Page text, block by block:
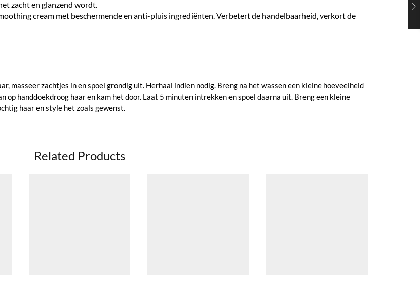
zacht en glanzend wordt.
cream met beschermende en anti-pluis ingrediënten. Verbetert de handelbaarheid, verkort de
masseer zachtjes in en spoel grondig uit. Herhaal indien nodig. Breng na het wassen een kleine hoeveelheid
op handdoekdroog haar en kam het door. Laat 5 minuten intrekken en spoel daarna uit. Breng een kleine
haar en style het zoals gewenst.
Related Products